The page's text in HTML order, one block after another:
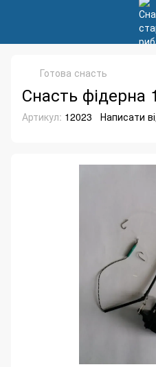
Готова снасть
Снасть фідерна
Артикул: 12023 Написати